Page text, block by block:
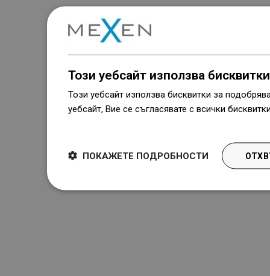
Този уебсайт използва бисквитки
Този уебсайт използва бисквитки за
уебсайт, Вие се съгласявате с всички
ПОКАЖЕТЕ ПОДРОБНОСТИ